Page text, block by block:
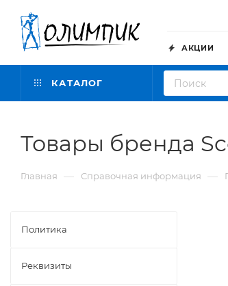
АКЦИИ
КАТАЛОГ
Товары бренда
Главная — Справочная информация —
Политика
Реквизиты